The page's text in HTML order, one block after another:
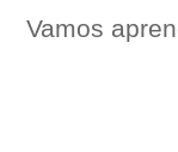
Vamos